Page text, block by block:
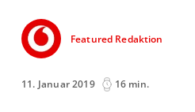
Featured Redaktion
11. Januar 2019 16 min.